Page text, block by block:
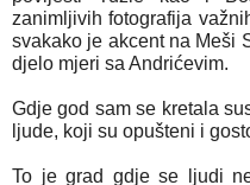
zanimljivih fotografija
svakako je akcent na Meši
djelo mjeri sa Andrićevim.
Gdje god sam se kretala
ljude, koji su opušteni i
To je grad gdje se ljudi